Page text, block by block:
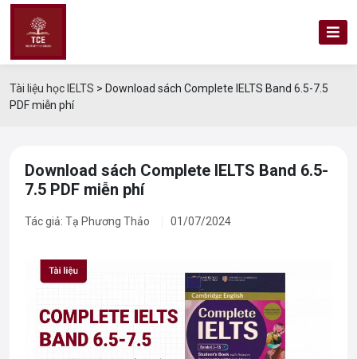
Tài liệu học IELTS > Download sách Complete IELTS Band 6.5-7.5
PDF miễn phí
Download sách Complete IELTS Band 6.5-
7.5 PDF miễn phí
Tác giả: Tạ Phương Thảo 01/07/2024